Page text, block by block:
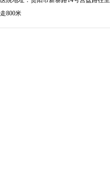
走800米